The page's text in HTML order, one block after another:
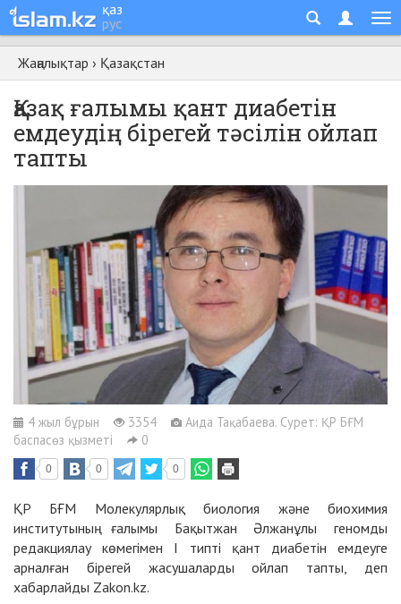
қаз
рус
Жаңалықтар › Қазақстан
Қазақ ғалымы қант диабетін
емдеудің бірегей тәсілін ойлап
тапты
4 жыл бұрын 3354
Аида Тақабаева. Сурет: ҚР БҒМ
баспасөз қызметі
0
0 0 0
ҚР БҒМ Молекулярлық биология және биохимия
институтының ғалымы Бақытжан Әлжанұлы геномды
редакциялау көмегімен I типті қант диабетін емдеуге
арналған бірегей жасушаларды ойлап тапты, деп
хабарлайды Zakon.kz.